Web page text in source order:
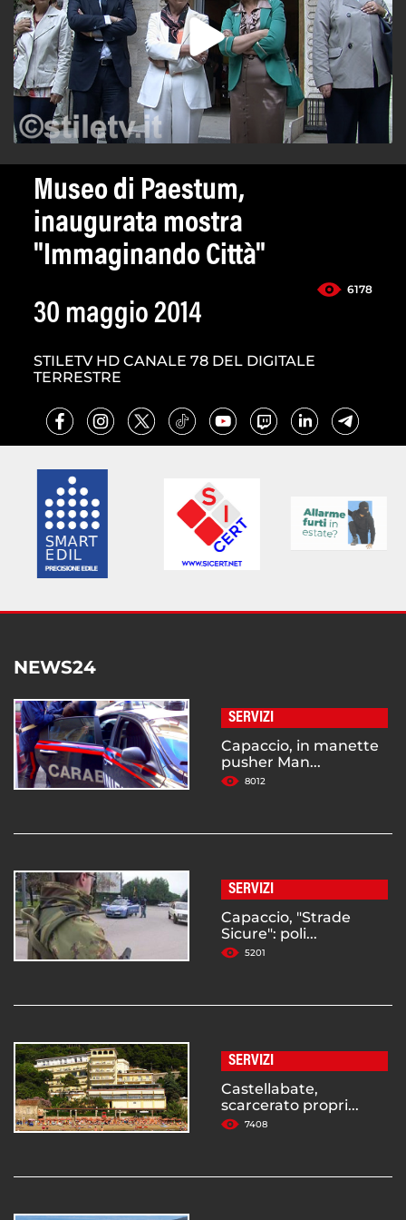
Museo di Paestum,
inaugurata mostra
"Immaginando Città"
6178
30 maggio 2014
STILETV HD CANALE 78 DEL DIGITALE
TERRESTRE
NEWS24
SERVIZI
Capaccio, in manette
pusher Man...
8012
SERVIZI
Capaccio, "Strade
Sicure": poli...
5201
SERVIZI
Castellabate,
scarcerato propri...
7408